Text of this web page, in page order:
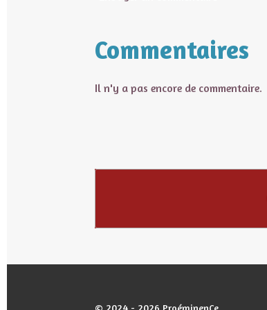
Commentaires
Il n'y a pas encore de commentaire.